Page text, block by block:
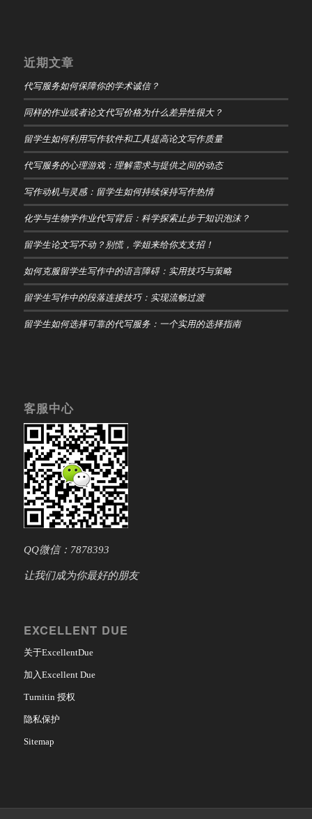
近期文章
代写服务如何保障你的学术诚信？
同样的作业或者论文代写价格为什么差异性很大？
留学生如何利用写作软件和工具提高论文写作质量
代写服务的心理游戏：理解需求与提供之间的动态
写作动机与灵感：留学生如何持续保持写作热情
化学与生物学作业代写背后：科学探索止步于知识泡沫？
留学生论文写不动？别慌，学姐来给你支支招！
如何克服留学生写作中的语言障碍：实用技巧与策略
留学生写作中的段落连接技巧：实现流畅过渡
留学生如何选择可靠的代写服务：一个实用的选择指南
客服中心
QQ微信：7878393
让我们成为你最好的朋友
EXCELLENT DUE
关于ExcellentDue
加入Excellent Due
Turnitin 授权
隐私保护
Sitemap